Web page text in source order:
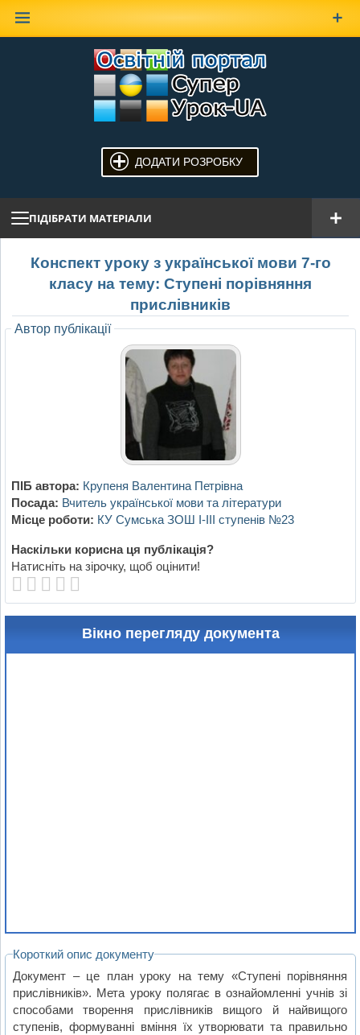
ДОДАТИ РОЗРОБКУ
ПІДІБРАТИ МАТЕРІАЛИ
Конспект уроку з української мови 7-го
класу на тему: Ступені порівняння
прислівників
Автор публікації
ПІБ автора: Крупеня Валентина Петрівна
Посада: Вчитель української мови та літератури
Місце роботи: КУ Сумська ЗОШ І-ІІІ ступенів №23
Наскільки корисна ця публікація?
Натисніть на зірочку, щоб оцінити!
Вікно перегляду документа
Короткий опис документу
Документ – це план уроку на тему «Ступені порівняння
прислівників». Мета уроку полягає в ознайомленні учнів зі
способами творення прислівників вищого й найвищого
ступенів, формуванні вміння їх утворювати та правильно